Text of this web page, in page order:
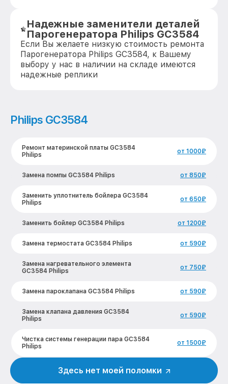
Надежные заменители деталей
Парогенератора Philips GC3584
Если Вы желаете низкую стоимость ремонта
Парогенератора Philips GC3584, к Вашему
выбору у нас в наличии на складе имеются
надежные реплики
Philips GC3584
Ремонт материнской платы GC3584
Philips
от 1000₽
Замена помпы GC3584 Philips от 850₽
Заменить уплотнитель бойлера GC3584
Philips
от 650₽
Заменить бойлер GC3584 Philips от 1200₽
Замена термостата GC3584 Philips от 590₽
Замена нагревательного элемента
GC3584 Philips
от 750₽
Замена пароклапана GC3584 Philips от 590₽
Замена клапана давления GC3584
Philips
от 590₽
Чистка системы генерации пара GC3584
Philips
от 1500₽
Профилактическая чистка GC3584
Здесь нет моей поломки